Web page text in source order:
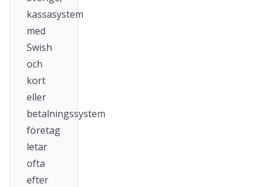
kassasystem
med
Swish
och
kort
eller
betalningssystem
företag
letar
ofta
efter